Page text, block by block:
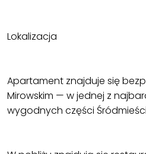
Lokalizacja
Apartament znajduje się
Mirowskim — w jednej z
wygodnych części